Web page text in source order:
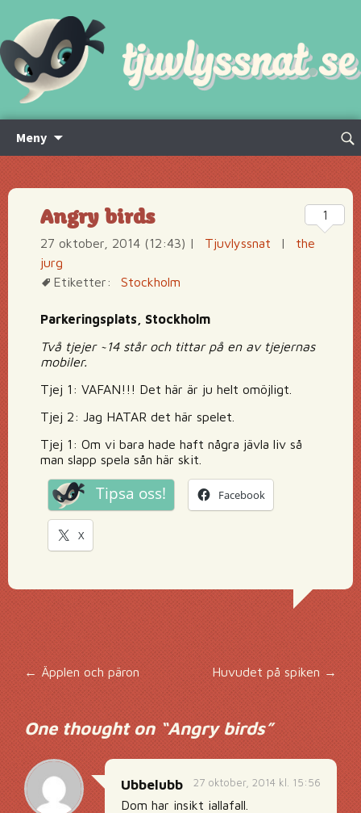
Meny
innehåll
Sök
Angry birds
27 oktober, 2014 (12:43) | Tjuvlyssnat |
the
jurg
Etiketter:
Stockholm
Parkeringsplats, Stockholm
Två tjejer ~14 står och tittar på en av tjejernas
mobiler.
Tjej 1: VAFAN!!! Det här är ju helt omöjligt.
Tjej 2: Jag HATAR det här spelet.
Tjej 1: Om vi bara hade haft några jävla liv så
man slapp spela sån här skit.
Tipsa oss! Facebook
X
1
Inläggsnavigering
← Äpplen och päron Huvudet på spiken→
One thought on “Angry birds”
27 oktober, 2014 kl. 15:56
Ubbelubb
Dom har insikt iallafall.